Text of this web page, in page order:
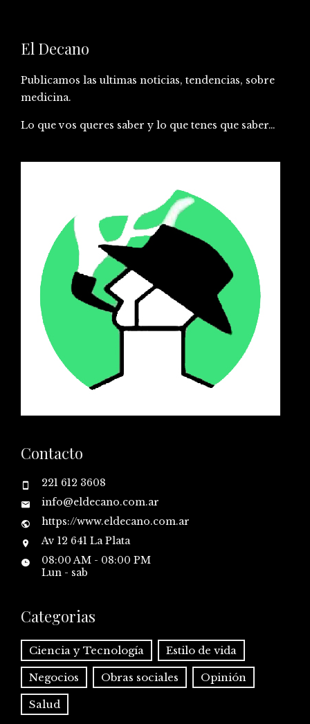
El Decano
Publicamos las ultimas noticias, tendencias, sobre
medicina.
Lo que vos queres saber y lo que tenes que saber…
Contacto
221 612 3608
info@eldecano.com.ar
https://www.eldecano.com.ar
Av 12 641 La Plata
08:00 AM - 08:00 PM
Lun - sab
Categorias
Ciencia y Tecnología Estilo de vida
Negocios Obras sociales Opinión
Salud